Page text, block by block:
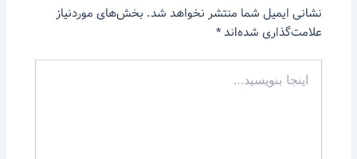
نشانی ایمیل شما منتشر نخواهد شد. بخش‌های موردنیاز
علامت‌گذاری شده‌اند*
اینجا
بنویسید…